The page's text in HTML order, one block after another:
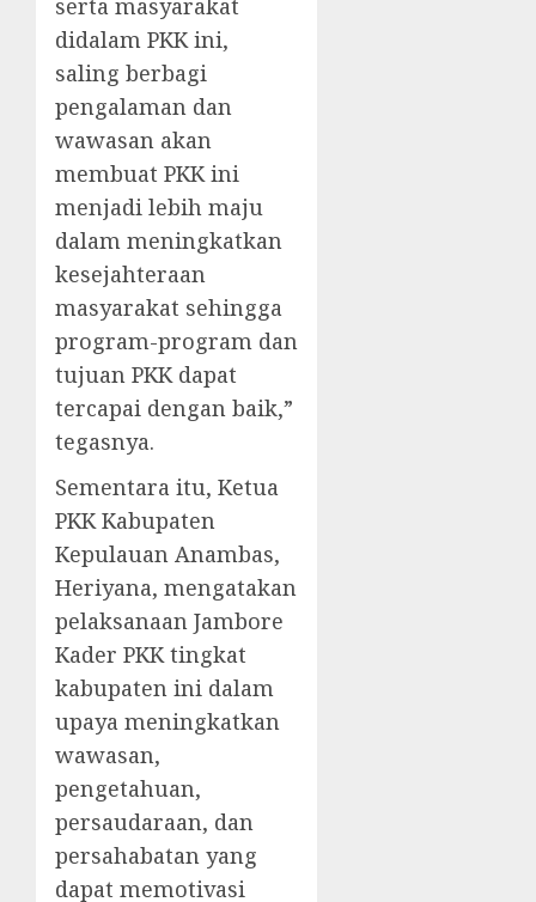
serta masyarakat
didalam PKK ini,
saling berbagi
pengalaman dan
wawasan akan
membuat PKK ini
menjadi lebih maju
dalam meningkatkan
kesejahteraan
masyarakat sehingga
program-program dan
tujuan PKK dapat
tercapai dengan baik,”
tegasnya.
Sementara itu, Ketua
PKK Kabupaten
Kepulauan Anambas,
Heriyana, mengatakan
pelaksanaan Jambore
Kader PKK tingkat
kabupaten ini dalam
upaya meningkatkan
wawasan,
pengetahuan,
persaudaraan, dan
persahabatan yang
dapat memotivasi